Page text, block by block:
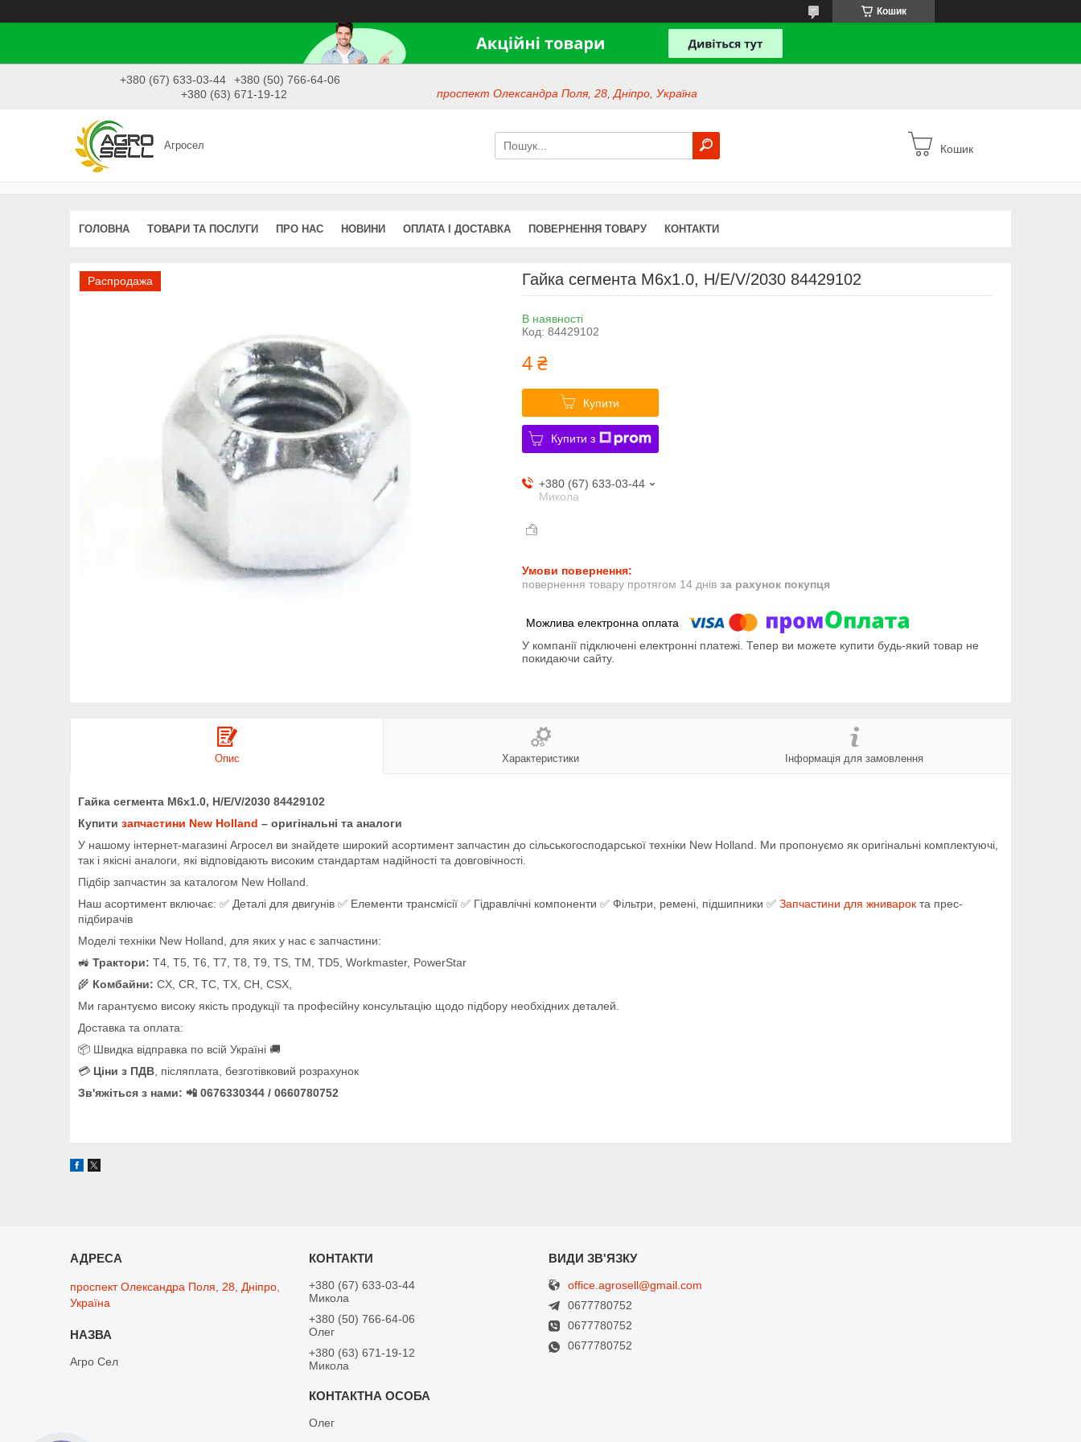
Кошик
+380 (67) 633-03-44
+380 (50) 766-64-06
+380 (63) 671-19-12
проспект Олександра Поля, 28, Дніпро, Україна
Агросел Кошик
ГОЛОВНА ТОВАРИ ТА ПОСЛУГИ ПРО НАС НОВИНИ ОПЛАТА І ДОСТАВКА ПОВЕРНЕННЯ ТОВАРУ КОНТАКТИ
Распродажа Гайка сегмента M6x1.0, H/E/V/2030 84429102
В наявності
Код: 84429102
4 ₴
Купити
Купити з
+380 (67) 633-03-44
Микола
повернення товару протягом 14 днів за рахунок покупця
У компанії підключені електронні платежі. Тепер ви можете купити будь-який товар не
покидаючи сайту.
Опис Характеристики Інформація для замовлення
Гайка сегмента M6x1.0, H/E/V/2030 84429102
Купити запчастини New Holland – оригінальні та аналоги
У нашому інтернет-магазині Агросел ви знайдете широкий асортимент запчастин до сільськогосподарської техніки New Holland. Ми пропонуємо як оригінальні комплектуючі,
так і якісні аналоги, які відповідають високим стандартам надійності та довговічності.
Підбір запчастин за каталогом New Holland.
Наш асортимент включає: ✅ Деталі для двигунів ✅ Елементи трансмісії ✅ Гідравлічні компоненти ✅ Фільтри, ремені, підшипники ✅ Запчастини для жниварок та прес-
підбирачів
Моделі техніки New Holland, для яких у нас є запчастини:
🚜 Трактори: T4, T5, T6, T7, T8, T9, TS, TM, TD5, Workmaster, PowerStar
🌾 Комбайни: CX, CR, TC, TX, CH, CSX,
Ми гарантуємо високу якість продукції та професійну консультацію щодо підбору необхідних деталей.
Доставка та оплата:
📦 Швидка відправка по всій Україні 🚚
💳 Ціни з ПДВ , післяплата, безготівковий розрахунок
Зв'яжіться з нами: 📲 0676330344 / 0660780752
проспект Олександра Поля, 28, Дніпро,
Україна
Агро Сел
+380 (67) 633-03-44
Микола
+380 (50) 766-64-06
Олег
+380 (63) 671-19-12
Микола
Олег
office.agrosell@gmail.com
0677780752
0677780752
0677780752